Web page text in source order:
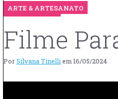
ARTE & ARTESANATO
Filme
PorSilvana Tinelli em 16/05/2024